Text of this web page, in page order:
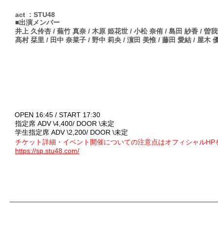
act : STU48
■出演メンバー
井上 久伶杏 / 蕪竹 真奈 / 木原 姫花世 / 小松 奈侑 / 島田 紗香 / 曽
髙村 栞里 / 田中 奈菜子 / 野中 莉央 / 濵田 美惟 / 藤田 愛結 / 屋木
OPEN 16:45 / START 17:30
指定席 ADV \4,400/ DOOR \未定
学生指定席 ADV \2 ,200/ DOOR \未定
チケット詳細・イベント開催についての注意点はオフィシャルHP
https://sp.stu48.com/